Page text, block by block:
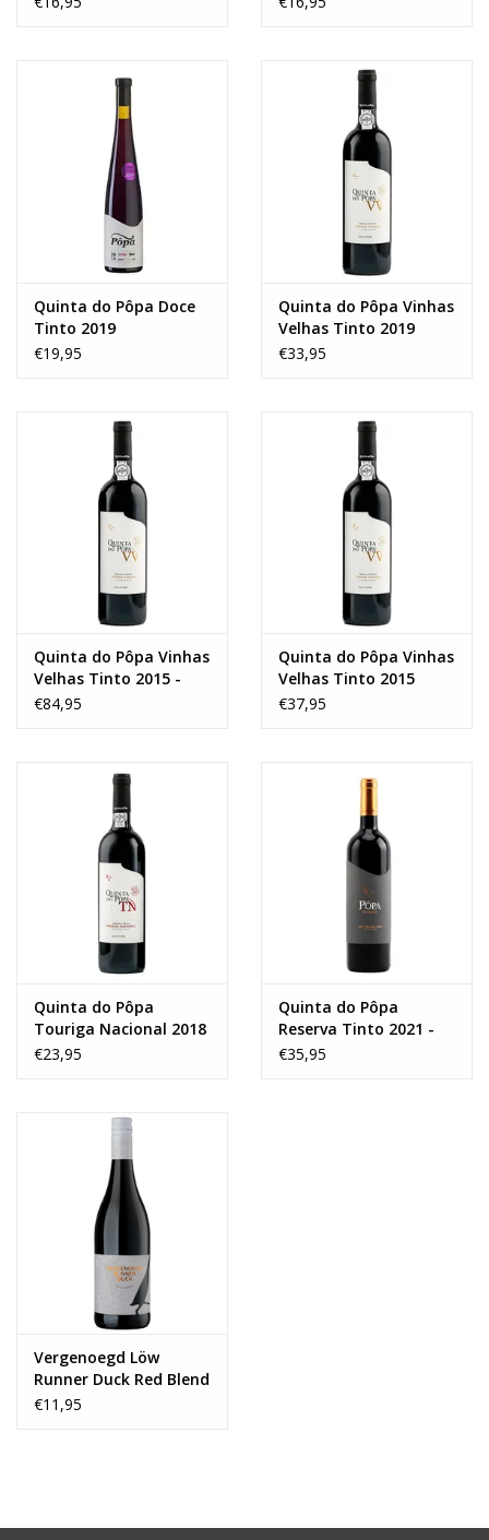
Quinta do Pôpa Doce
Tinto 2019
€19,95
Quinta do Pôpa Vinhas
Velhas Tinto 2019
€33,95
Quinta do Pôpa Vinhas
Velhas Tinto 2015 -
MAGNUM
€84,95
Quinta do Pôpa Vinhas
Velhas Tinto 2015
€37,95
Quinta do Pôpa
Touriga Nacional 2018
€23,95
Quinta do Pôpa
Reserva Tinto 2021 -
MAGNUM
€35,95
Vergenoegd Löw
Runner Duck Red Blend
2023
€11,95